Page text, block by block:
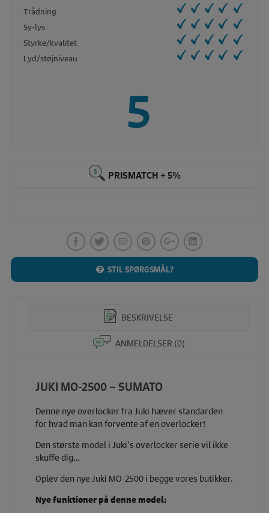
Trådning
Sy-lys
Styrke/kvalitet
Lyd/støjniveau
5
PRISMATCH + 5%
STIL SPØRGSMÅL?
BESKRIVELSE
ANMELDELSER (0)
JUKI MO-2500 – SUMATO
Denne nye overlocker fra Juki hæver standarden
for hvad man kan forvente af en overlocker!
Den største model i Juki’s overlocker serie vil ikke
skuffe dig…
Oplev den nye Juki MO-2500 i begge vores butikker.
Nye funktioner på denne model: